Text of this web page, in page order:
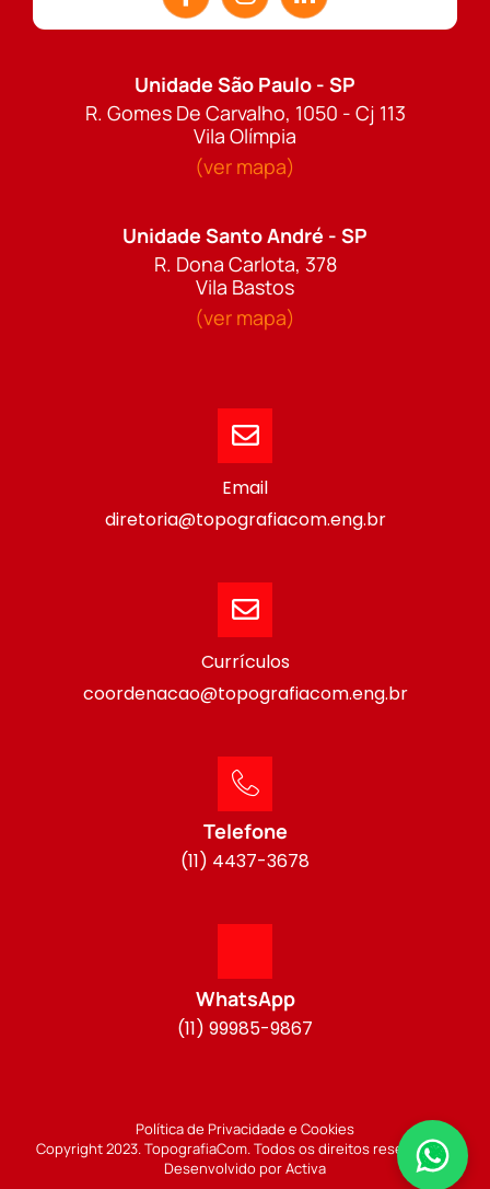
Unidade São Paulo - SP
R. Gomes De Carvalho, 1050 - Cj 113
Vila Olímpia
(ver mapa)
Unidade Santo André - SP
R. Dona Carlota, 378
Vila Bastos
(ver mapa)
Email
diretoria@topografiacom.eng.br
Currículos
coordenacao@topografiacom.eng.br
Telefone
(11) 4437-3678
WhatsApp
(11) 99985-9867
Política de Privacidade e Cookies
Copyright 2023. TopografiaCom. Todos os direitos reservados.
Desenvolvido por Activa